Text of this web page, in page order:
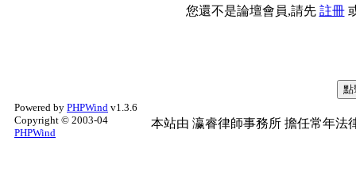
您還不是論壇會員,請先 註冊
Powered by PHPWind v1.3.6
Copyright © 2003-04
PHPWind
本站由 瀛睿律師事務所 擔任常年法